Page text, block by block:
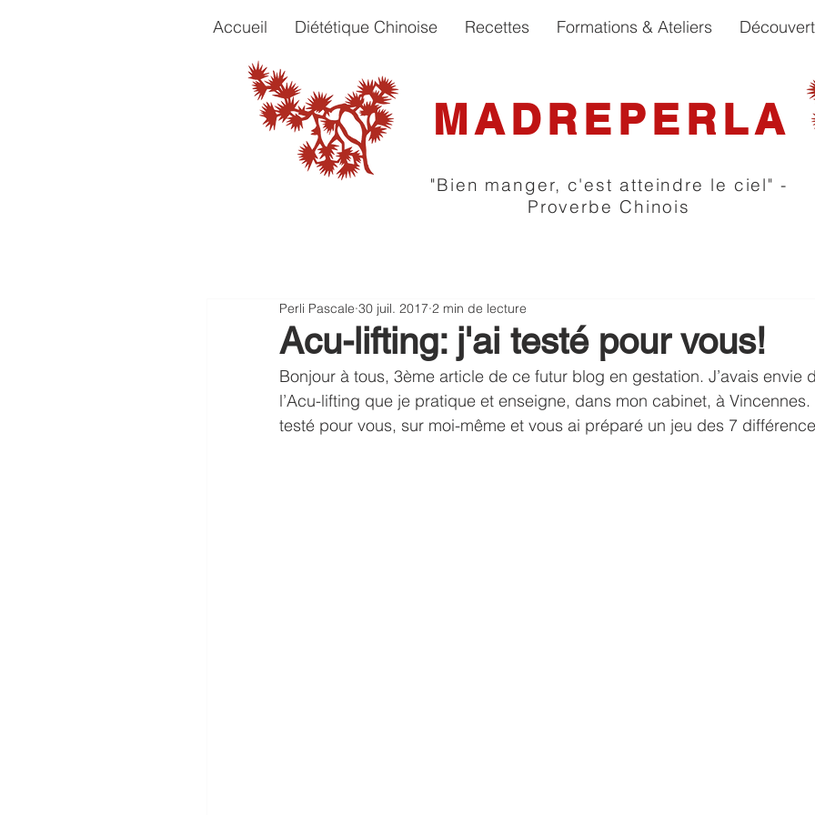
Accueil Diététique Chinoise Recettes Formations & Ateliers
MADREPERLA
"Bien manger, c'est atteindre le ciel" -
Proverbe Chinois
Acu-lifting: j'ai testé pour vous!
Perli Pascale 30 juil. 2017 2 min de lecture
Bonjour à tous, 3ème article de ce futur blog en gestation. J’avais envie
l’Acu-lifting que je pratique et enseigne, dans mon cabinet, à
testé pour vous, sur moi-même et vous ai préparé un jeu des 7